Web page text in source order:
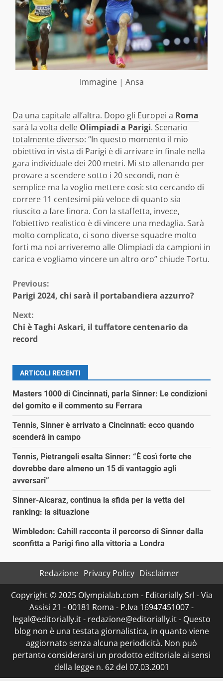
Immagine | Ansa
Da una capitale all’altra. Dopo gli Europei a Roma
sarà la volta delle Olimpiadi a Parigi. Scenario
totalmente diverso: “In questo momento il mio
obiettivo in vista di Parigi è di arrivare in finale nella
gara individuale dei 200 metri. Mi sto allenando per
provare a scendere sotto i 20 secondi, non è
semplice ma la voglio mettere così: sto cercando di
correre 11 centesimi più veloce di quanto sia
riuscito a fare finora. Con la staffetta, invece,
l’obiettivo realistico è di vincere una medaglia. Sarà
molto complicato, ci sono diverse squadre molto
forti ma noi arriveremo alle Olimpiadi da campioni in
carica e vogliamo vincere un altro oro” chiude Tortu.
Continue
Reading
Previous:
Parigi 2024, chi sarà il portabandiera azzurro?
Next:
Chi è Taghi Askari, il tuffatore centenario da
record
ARTICOLI RECENTI
Masters 1000 di Cincinnati, parla Sinner: Le condizioni
del gomito e il commento su Ferrara
Tennis, Sinner è arrivato a Cincinnati: ecco quando
scenderà in campo
Tennis, Pietrangeli esalta Sinner: “È così forte che
dovrebbe dare almeno un 15 di vantaggio agli
avversari”
Sinner-Alcaraz, continua la sfida per la vetta del
ranking: la situazione
Wimbledon: Cahill racconta il percorso di Sinner dalla
sconfitta a Parigi fino alla vittoria a Londra
Redazione Privacy Policy Disclaimer
Copyright © 2025 Olympialab.com - Editorially Srl - Via
Assisi 21 - 00181 Roma - P.Iva 16947451007 -
legal@editorially.it - redazione@editorially.it - Questo
blog non è una testata giornalistica, in quanto viene
aggiornato senza alcuna periodicità. Non può
pertanto considerarsi un prodotto editoriale ai sensi
della legge n. 62 del 07.03.2001